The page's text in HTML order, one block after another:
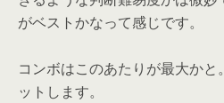
がベストかなって感じです。
コンボはこのあたりが最大か
ットします。